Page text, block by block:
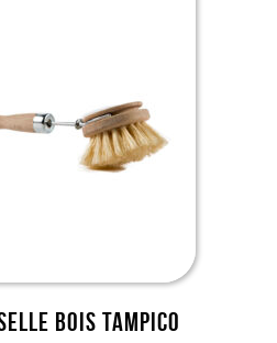
bois tampico